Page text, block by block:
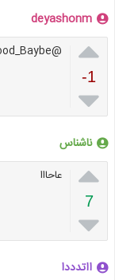
deyashonm

-1

@Mood_Baybe آیدی روبیک
ناشناس

7

عاحااا
ااتدددا